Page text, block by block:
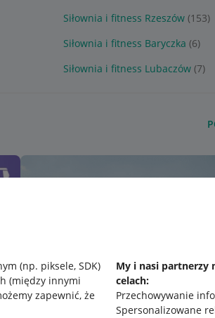
(np. piksele, SDK)
(między innymi
zapewnić, że
My i nasi partnerzy
celach:
Przechowywanie
Spersonalizowane
Siłownia i fitness Rzeszów (153)
Siłownia i fitness Baryczka (6)
Siłownia i fitness Lubaczów (7)